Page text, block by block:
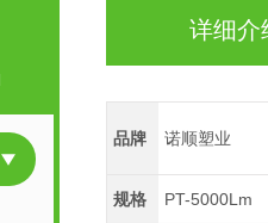
详细介
品牌 诺顺塑业
规格 PT-5000Lm